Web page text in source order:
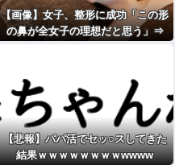
【画像】女子、整形に成功「この形
の鼻が全女子の理想だと思う」⇒
【悲報】パパ活でセッ○スしてきた
結果ｗｗｗｗｗｗｗｗwwww